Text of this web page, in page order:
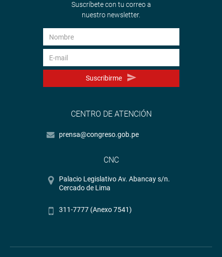
Suscríbete con tu correo a
nuestro newsletter.
Suscribirme
CENTRO DE ATENCIÓN
prensa@congreso.gob.pe
CNC
Palacio Legislativo Av. Abancay s/n.
Cercado de Lima
311-7777 (Anexo 7541)